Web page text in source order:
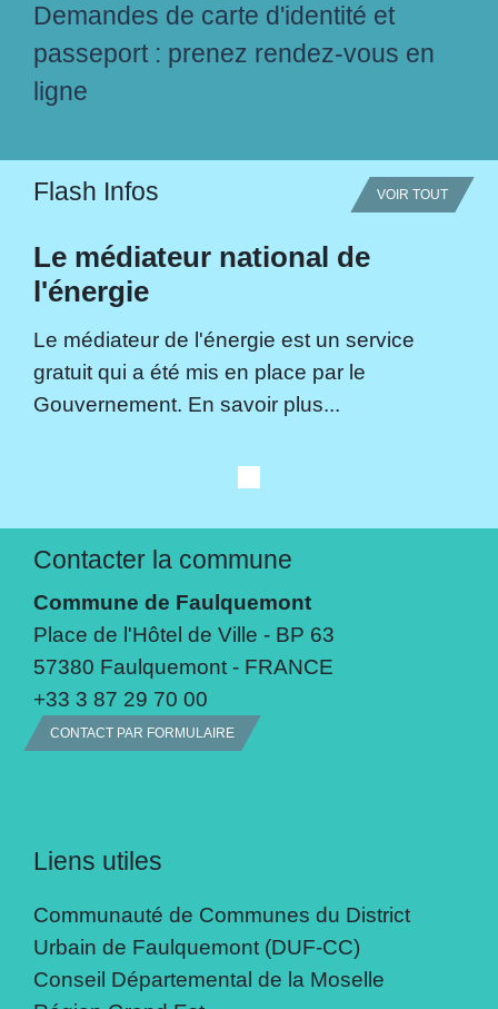
Demandes de carte d'identité et
passeport : prenez rendez-vous en
ligne
Flash Infos VOIR TOUT
Le médiateur national de
l'énergie
Le médiateur de l'énergie est un service
gratuit qui a été mis en place par le
Gouvernement. En savoir plus...
Contacter la commune
Commune de Faulquemont
Place de l'Hôtel de Ville - BP 63
57380 Faulquemont - FRANCE
+33 3 87 29 70 00
CONTACT PAR FORMULAIRE
Liens utiles
Communauté de Communes du District
Urbain de Faulquemont (DUF-CC)
Conseil Départemental de la Moselle